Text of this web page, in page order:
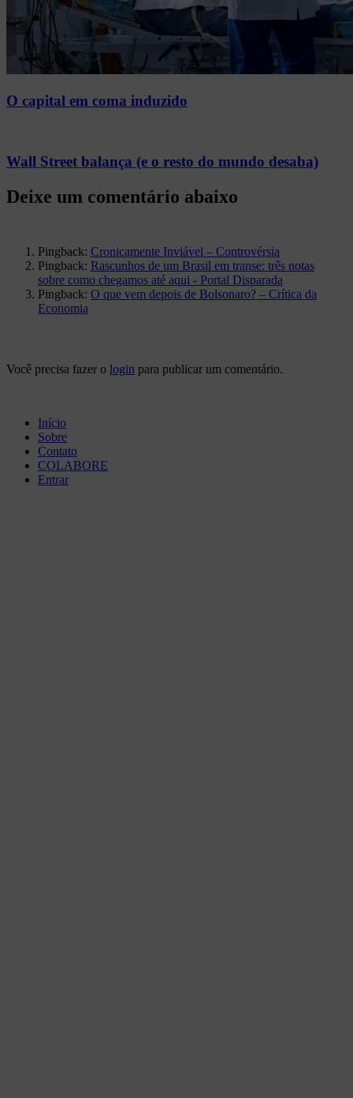
O capital em coma induzido
Wall Street balança (e o resto do mundo desaba)
Pingback: Cronicamente Inviável – Controvérsia
Pingback: Rascunhos de um Brasil em transe: três notas
sobre como chegamos até aqui - Portal Disparada
Pingback: O que vem depois de Bolsonaro? – Crítica da
Economia
Você precisa fazer o login para publicar um comentário.
Início
Sobre
Contato
COLABORE
Entrar